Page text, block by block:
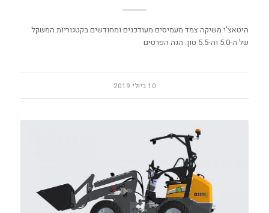
היטאצ'י משיקה צמד מעמיסים מעודכנים ומחודשים בקטגוריות המשקל
של ה-5.0 וה-5.5 טון. הנה הפרטים
10 ביולי 2019